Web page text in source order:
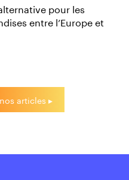
pour les
entre l’Europe et
articles ▸